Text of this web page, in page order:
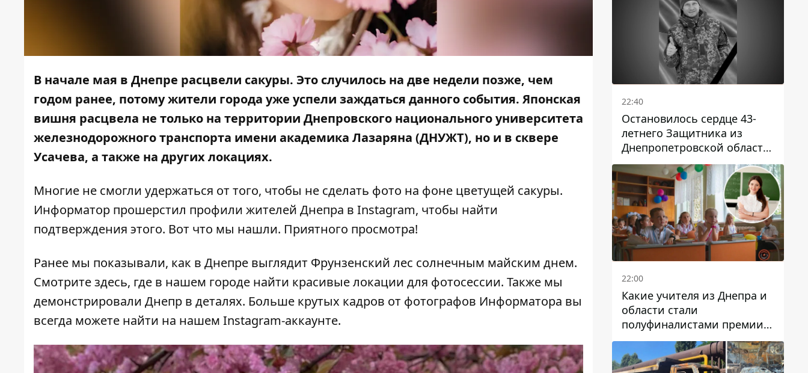
В начале мая в Днепре расцвели сакуры. Это случилось на две недели позже, чем
годом ранее, потому жители города уже успели заждаться данного события. Японская
вишня расцвела не только на территории Днепровского национального университета
железнодорожного транспорта имени академика Лазаряна (ДНУЖТ), но и в сквере
Усачева, а также на других локациях.
Многие не смогли удержаться от того, чтобы не сделать фото на фоне цветущей сакуры.
Информатор прошерстил профили жителей Днепра в Instagram, чтобы найти
подтверждения этого. Вот что мы нашли. Приятного просмотра!
Ранее мы показывали, как в Днепре выглядит Фрунзенский лес солнечным майским днем.
Смотритездесь, где в нашем городе найти красивые локации для фотосессии. Также мы
демонстрировали Днепр в деталях. Больше крутых кадров от фотографов Информатора вы
всегда можете найти на нашем Instagram-аккаунте.
22:40
Остановилось сердце 43-
летнего Защитника из
Днепропетровской области
Евгения Зинченко
22:00
Какие учителя из Днепра и
области стали
полуфиналистами премии
Global Teacher Prize Ukraine
2026